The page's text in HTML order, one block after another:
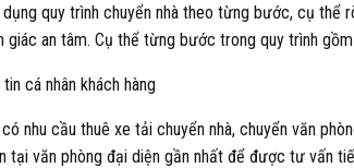
dụng quy trình chuyển nhà theo từng bước, cụ thể
giác an tâm. Cụ thể từng bước trong quy trình
cá nhân khách hàng
có nhu cầu thuê xe tải chuyển nhà, chuyển văn
văn phòng đại diện gần nhất để được tư vấn